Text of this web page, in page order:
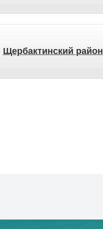
Щербактинский район